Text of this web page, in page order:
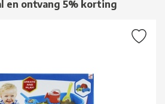
en ontvang 5% korting